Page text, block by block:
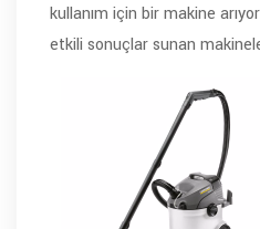
kullanım için bir makine
etkili sonuçlar sunan